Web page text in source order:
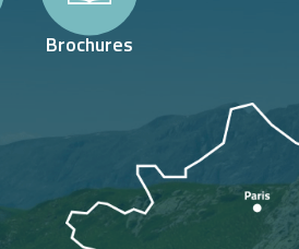
Brochures